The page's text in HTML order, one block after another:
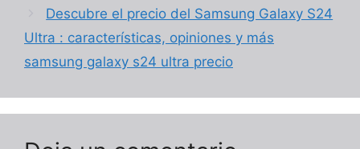
Descubre el precio del Samsung Galaxy S24
Ultra : características, opiniones y más
samsung galaxy s24 ultra precio